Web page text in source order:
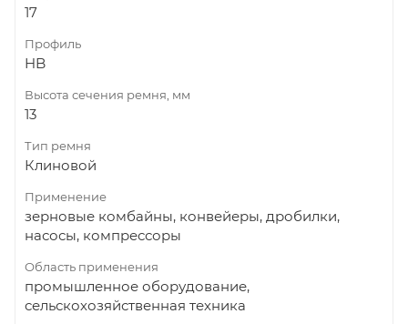
17
Профиль
HB
Высота сечения ремня, мм
13
Тип ремня
Клиновой
Применение
зерновые комбайны, конвейеры, дробилки,
насосы, компрессоры
Область применения
промышленное оборудование,
сельскохозяйственная техника